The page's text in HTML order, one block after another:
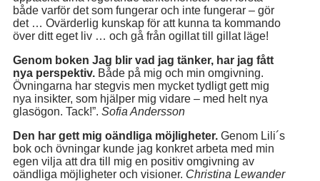
både varför det som fungerar och inte fungerar – gör
det … Ovärderlig kunskap för att kunna ta kommando
över ditt eget liv … och gå från ogillat till gillat läge!
Genom boken Jag blir vad jag tänker, har jag fått
nya perspektiv. Både på mig och min omgivning.
Övningarna har stegvis men mycket tydligt gett mig
nya insikter, som hjälper mig vidare – med helt nya
glasögon. Tack!”. Sofia Andersson
Den har gett mig oändliga möjligheter. Genom Lili´s
bok och övningar kunde jag konkret arbeta med min
egen vilja att dra till mig en positiv omgivning av
oändliga möjligheter och visioner. Christina Lewander